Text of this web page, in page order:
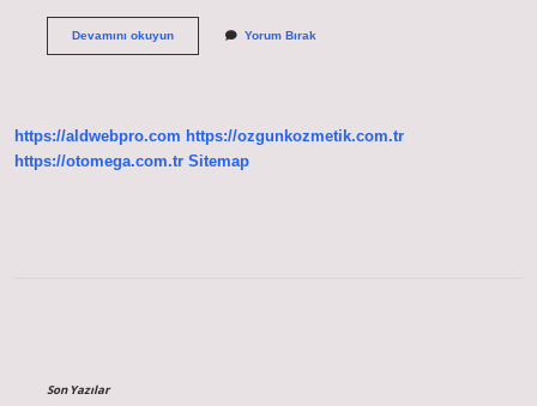
Devamını okuyun2
Atılır
Yorum Bırak
https://aldwebpro.com https://ozgunkozmetik.com.tr
https://otomega.com.tr Sitemap
Son Yazılar